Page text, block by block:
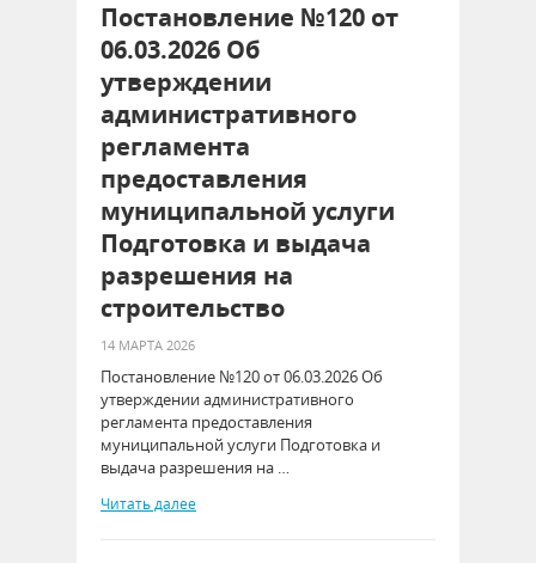
Постановление №120 от
06.03.2026 Об
утверждении
административного
регламента
предоставления
муниципальной услуги
Подготовка и выдача
разрешения на
строительство
14 МАРТА 2026
Постановление №120 от 06.03.2026 Об
утверждении административного
регламента предоставления
муниципальной услуги Подготовка и
выдача разрешения на …
Читать далее